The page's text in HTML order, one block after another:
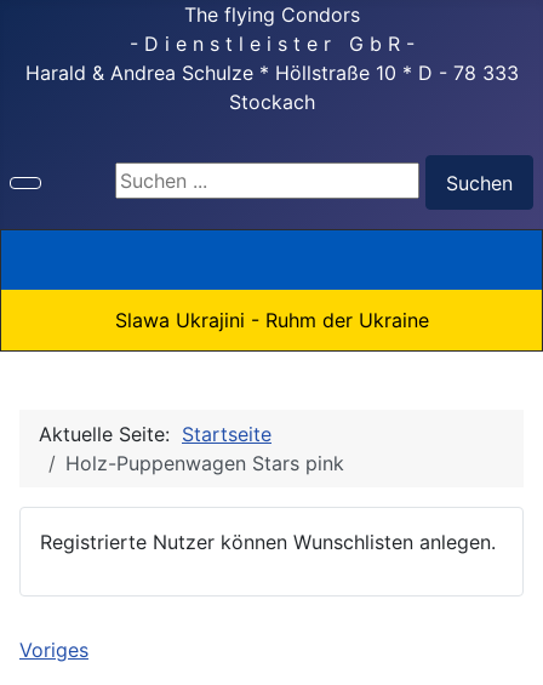
The flying Condors
- D i e n s t l e i s t e r G b R -
Harald & Andrea Schulze * Höllstraße 10 * D - 78 333
Stockach
Suchen ...
Suchen
Slawa Ukrajini - Ruhm der Ukraine
Aktuelle Seite: Startseite
Holz-Puppenwagen Stars pink
Registrierte Nutzer können Wunschlisten anlegen.
Voriges